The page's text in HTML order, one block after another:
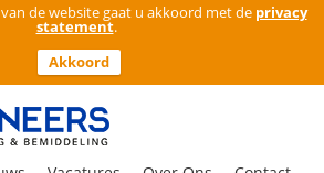
de website gaat u akkoord met de privacy
statement.
Akkoord